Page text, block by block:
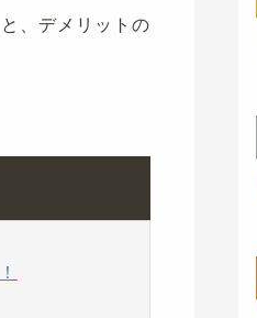
、デメリットの